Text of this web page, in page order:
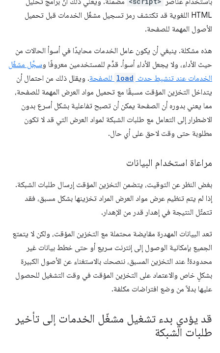
HTML اللغوية قد تكتشف رمز تسجيل مشغّل الخدمات قبل تحميل
الأصول المهمة للصفحة.
هذه مشكلة. ينبغي أن يكون عامل الخدمات محايدًا في أسوأ الحالات من
حيث الأداء، ولا يجعل الأداء أسوأ. قدِّم للمستخدمين معروفًا وسجِّل مشغّل
الخدمات عند تنشيط حدث load للصفحة. ويقلل ذلك من احتمال أن
يتداخل التخزين المؤقت مسبقًا مع تحميل مواد العرض المهمة للصفحة،
مما يعني بدوره أن الصفحة يمكن أن تصبح تفاعلية بشكل أسرع بدون
الاضطرار إلى التعامل مع طلبات الشبكة لمواد العرض التي قد لا تكون
مطلوبة حتى وقت لاحق على أي حال.
مراعاة استخدام البيانات
بغض النظر عن التوقيت، يتضمن التخزين المؤقت إرسال طلبات الشبكة.
إذا لم يتم تنظيم عرض مواد العرض المراد تخزينها بشكل مسبق، فقد
تتمثّل النتيجة في إهدار قدر من الإهدار.
تعد البيانات المهدرة مقايضة محتملة مع التخزين المؤقت، ولكن لا يتمتع
الجميع بإمكانية الوصول إلى إنترنت سريع أو حتى خطط بيانات غير
محدودة! عند التخزين المسبق، ننصحك بالاستغناء عن الأصول الكبيرة
بشكلٍ خاص والاعتماد على التخزين المؤقت في وقت التشغيل للحصول
عليها بدلاً من وضع افتراضات مكلفة.
قد يؤدي بدء تشغيل مشغّل الخدمات إلى تأخير
طلبات الشبكة